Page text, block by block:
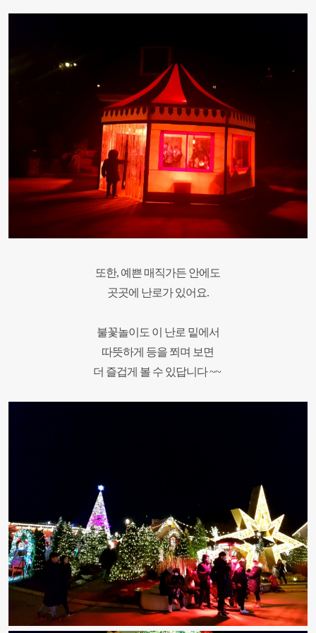
또한, 예쁜 매직가든 안에도
곳곳에 난로가 있어요.
불꽃놀이도 이 난로 밑에서
따뜻하게 등을 쬐며 보면
더 즐겁게 볼 수 있답니다 ~~